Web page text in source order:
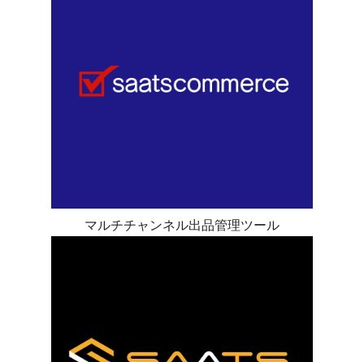
マルチチャンネル出品管理ツール